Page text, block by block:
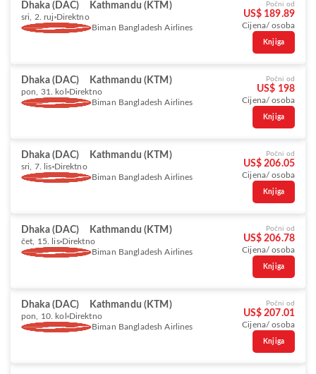
Dhaka (DAC) Kathmandu (KTM)
sri, 2. ruj Direktno
Biman Bangladesh Airlines
Počni od
US$ 189.89
Cijena/ osoba
Knjiga
Dhaka (DAC) Kathmandu (KTM)
pon, 31. kol Direktno
Biman Bangladesh Airlines
Počni od
US$ 198
Cijena/ osoba
Knjiga
Dhaka (DAC) Kathmandu (KTM)
sri, 7. lis Direktno
Biman Bangladesh Airlines
Počni od
US$ 206.05
Cijena/ osoba
Knjiga
Dhaka (DAC) Kathmandu (KTM)
čet, 15. lis Direktno
Biman Bangladesh Airlines
Počni od
US$ 206.78
Cijena/ osoba
Knjiga
Dhaka (DAC) Kathmandu (KTM)
pon, 10. kol Direktno
Biman Bangladesh Airlines
Počni od
US$ 207.01
Cijena/ osoba
Knjiga